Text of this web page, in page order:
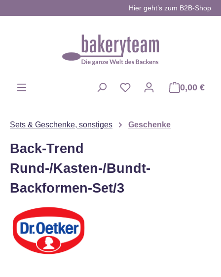
Hier geht’s zum B2B-Shop
0,00 €
Sets & Geschenke, sonstiges Geschenke
Back-Trend
Rund-/Kasten-/Bundt-
Backformen-Set/3